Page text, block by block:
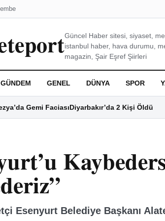
Güncel Haber sitesi, siyaset,
istanbul haber, hava durumu,
magazin, Şair Eşref Şiirleri
GÜNDEM GENEL DÜNYA SPOR
Gemi FaciasıDiyarbakır’da 2 Kişi Öldü
Esenyurt Belediye Başkanı